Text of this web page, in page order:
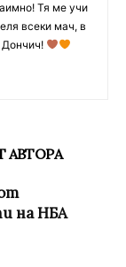
Тя ме учи
всеки мач, в
Дончич!
АВТОРА
на НБА